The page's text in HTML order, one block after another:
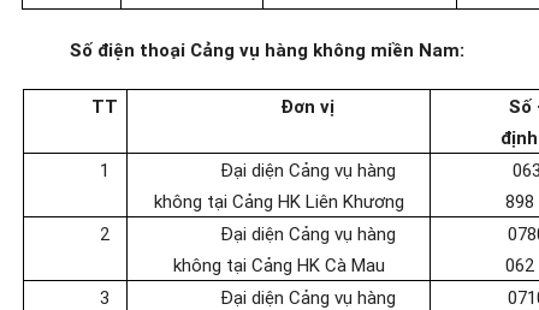
Số điện thoại Cảng vụ hàng không miền Nam:
TT Đơn vị
Số
định
1
Đại diện Cảng vụ hàng
không tại Cảng HK Liên Khương
898
2
Đại diện Cảng vụ hàng
không tại Cảng HK Cà Mau
062
3
Đại diện Cảng vụ hàng